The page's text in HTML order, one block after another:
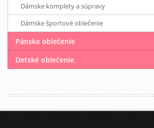
Dámske komplety a súpravy
Dámske športové oblečenie
Pánske oblečenie
Detské oblečenie